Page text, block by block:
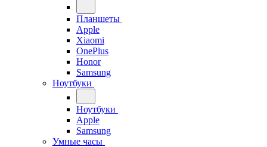
Планшеты
Apple
Xiaomi
OnePlus
Honor
Samsung
Ноутбуки
Ноутбуки
Apple
Samsung
Умные часы